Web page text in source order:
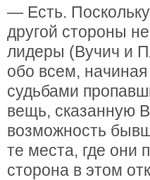
— Есть.
другой стороны
лидеры (Вучич и
обо всем,
судьбами
вещь, сказанную
возможность
те места, где они
сторона в этом